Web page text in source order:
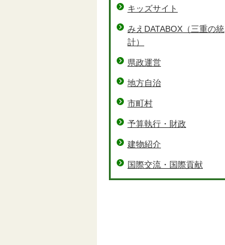
キッズサイト
みえDATABOX（三重の統
計）
県政運営
地方自治
市町村
予算執行・財政
建物紹介
国際交流・国際貢献